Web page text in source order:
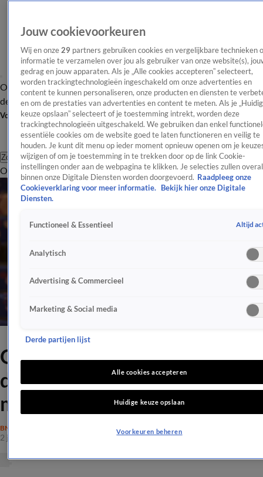
OverzichtAfleveringen Entertainment TV Algemeen
Tip
de redactieNieuwsbrief
Volg Shownieuws
Zoeken
OverzichtEntertainmentSpraakmakendRealityCrimeVideo's
Om déze reden verkocht
dirigent Jaap van Zweden
miljoenenvilla na half jaar
BN'ERS
2 jan 2026, 10:23
Jouw cookievoorkeuren
Wij en onze 29 partners gebruiken cookies en vergelijkbare technieken
informatie te verzamelen over jou als gebruiker van onze website(s),
gedrag en jouw apparaten. Als je „Alle cookies accepteren” selecteert,
worden trackingtechnologieën ingeschakeld om onze advertenties en
content te kunnen personaliseren, onze producten en diensten te
en om de prestaties van advertenties en content te meten. Als je
keuze opslaan” selecteert of je toestemming intrekt, worden deze
trackingtechnologieën uitgeschakeld. We gebruiken dan enkel
essentiële cookies om de website goed te laten functioneren en veilig te
houden. Je kunt dit menu op ieder moment opnieuw openen om je
wijzigen of om je toestemming in te trekken door op de link Cookie-
instellingen onder aan de webpagina te klikken. Je selecties zullen overal
binnen onze Digitale Diensten worden doorgevoerd. Raadpleeg onze
Cookieverklaring voor meer informatie.
Bekijk hier onze Digitale
Diensten.
Functioneel & Essentieel Altijd
Analytisch
Advertising & Commercieel
Marketing & Social media
Derde partijen lijst
Alle cookies accepteren
Huidige keuze opslaan
Voorkeuren beheren